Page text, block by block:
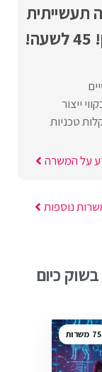
תעשייתית
ייצור
טכניות
על המשרה
נוספות
כיום
75